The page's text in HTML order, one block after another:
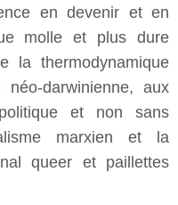
en devenir et en
molle et plus dure
la thermodynamique
darwinienne, aux
et non sans
marxien et la
queer et paillettes